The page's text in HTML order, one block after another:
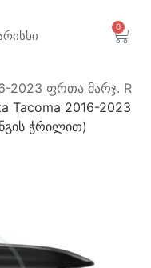
0
2023 ფრთა მარჯ. R
Tacoma 2016-2023
ჭრილით)